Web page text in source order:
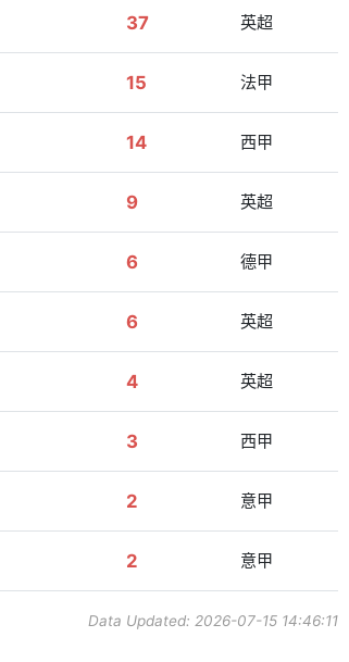
37 英超
15 法甲
14 西甲
9 英超
6 德甲
6 英超
4 英超
3 西甲
2 意甲
2 意甲
Data Updated: 2026-07-15 14:46:11